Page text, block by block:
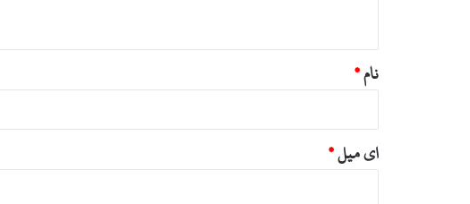
نام*
ای میل*